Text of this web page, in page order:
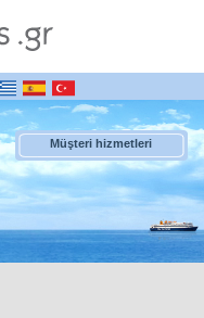
Müşteri hizmetleri